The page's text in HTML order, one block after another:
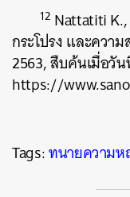
12 Nattatiti
กระโปรง และควา
2563, สืบค้นเมื่อวั
https://
Tags:ทนายความ